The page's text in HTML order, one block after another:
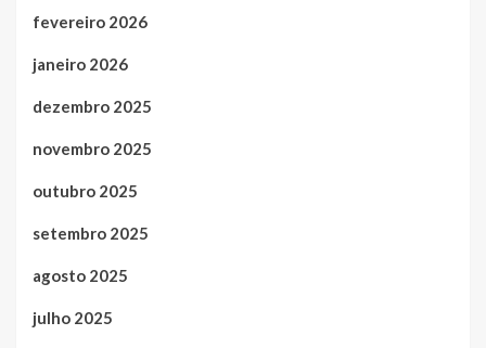
fevereiro 2026
janeiro 2026
dezembro 2025
novembro 2025
outubro 2025
setembro 2025
agosto 2025
julho 2025